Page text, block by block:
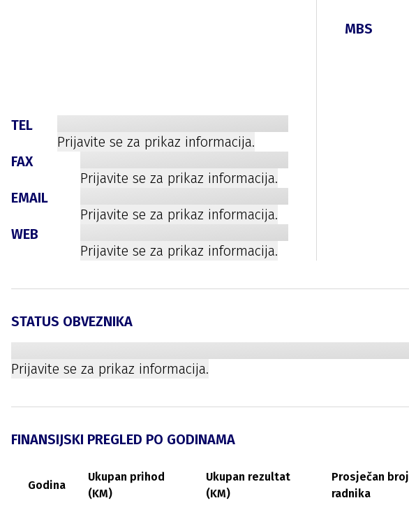
TEL
Prijavite se za prikaz informacija.
FAX
Prijavite se za prikaz informacija.
EMAIL
Prijavite se za prikaz informacija.
WEB
Prijavite se za prikaz informacija.
MBS
STATUS OBVEZNIKA
Prijavite se za prikaz informacija.
FINANSIJSKI PREGLED PO GODINAMA
Godina
Ukupan prihod
(KM)
Ukupan rezultat
(KM)
Prosječan broj
radnika